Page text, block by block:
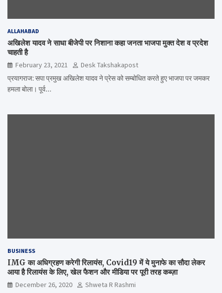
ALLAHABAD
अखिलेश यादव ने साधा बीजेपी पर निशाना कहा जनता भाजपा मुक्त देश व प्रदेश
चाहती है
February 23, 2021
Desk Takshakapost
प्रयागराज: सपा प्रमुख अखिलेश यादव ने प्रेस को सम्बोधित करते हुए भाजपा पर जमकर
हमला बोला। पूर्व…
BUSINESS
IMG का अधिग्रहण करेगी रिलायंस, Covid19 में ये मुनाफे का सौदा लेकर
आया है रिलायंस के लिए, खेल फैशन और मीडिया पर पूरी तरह कब्ज़ा
December 26, 2020
Shweta R Rashmi